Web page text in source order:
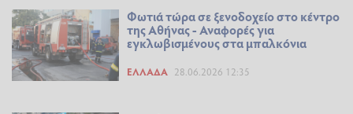
Φωτιά τώρα σε ξενοδοχείο στο κέντρο
της Αθήνας - Αναφορές για
εγκλωβισμένους στα μπαλκόνια
ΕΛΛΆΔΑ 28.06.2026 12:35